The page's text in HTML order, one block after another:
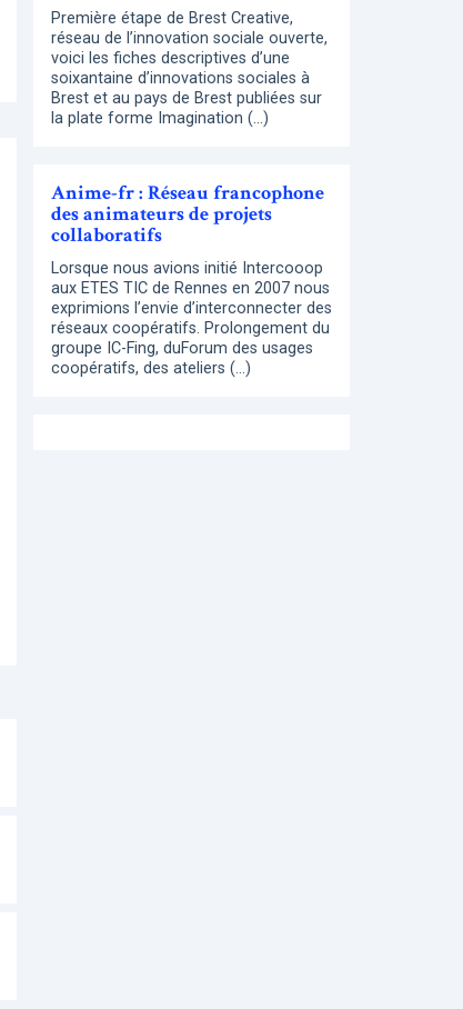
Première étape de Brest Creative,
réseau de l’innovation sociale ouverte,
voici les fiches descriptives d’une
soixantaine d’innovations sociales à
Brest et au pays de Brest publiées sur
la plate forme Imagination (…)
Anime-fr : Réseau francophone
des animateurs de projets
collaboratifs
Lorsque nous avions initié Intercooop
aux ETES TIC de Rennes en 2007 nous
exprimions l’envie d’interconnecter des
réseaux coopératifs. Prolongement du
groupe IC-Fing, duForum des usages
coopératifs, des ateliers (…)